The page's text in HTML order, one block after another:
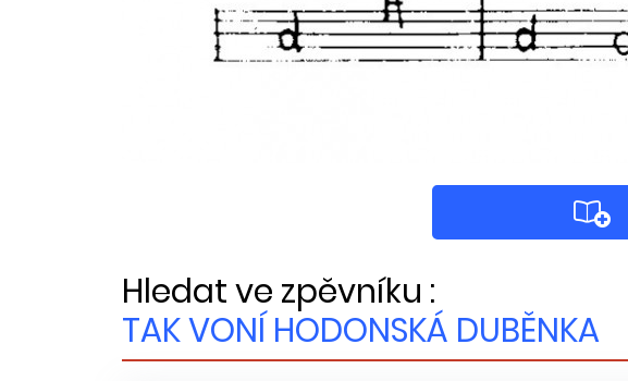
Hledat ve zpěvníku :
TAK VONÍ HODONSKÁ DUBĚNKA